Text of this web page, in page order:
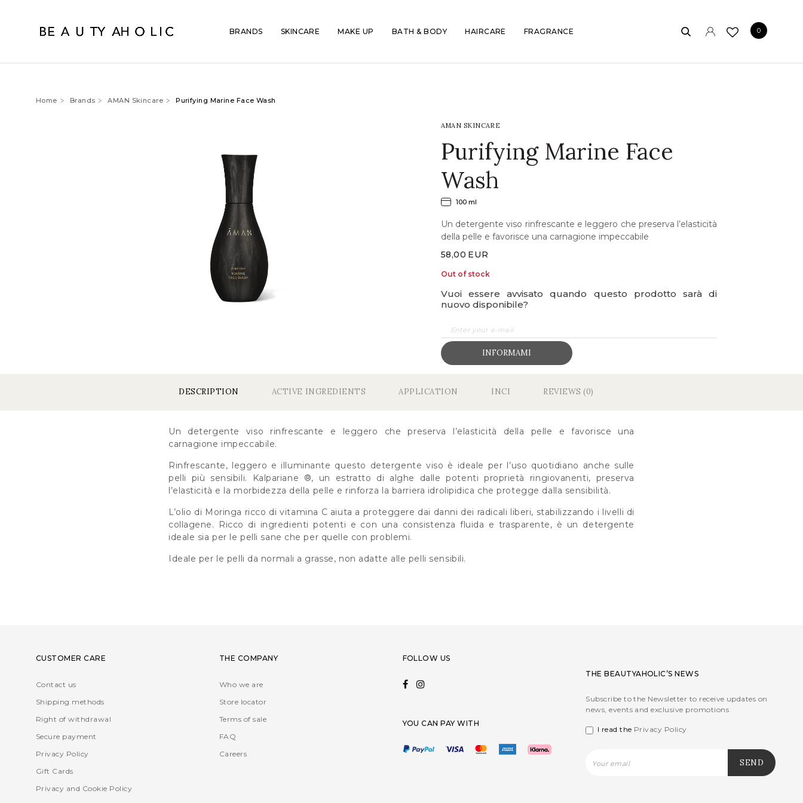
0
BRANDS SKINCARE MAKE UP BATH & BODY HAIRCARE FRAGRANCE
Home Brands AMAN Skincare Purifying Marine Face Wash
AMAN SKINCARE
Purifying Marine Face
Wash
100 ml
Un detergente viso rinfrescante e leggero che preserva l’elasticità
della pelle e favorisce una carnagione impeccabile
58,00 EUR
Out of stock
Vuoi essere avvisato quando questo prodotto sarà di
nuovo disponibile?
INFORMAMI
DESCRIPTION ACTIVE INGREDIENTS APPLICATION INCI REVIEWS (0)
Un detergente viso rinfrescante e leggero che preserva l’elasticità della pelle e favorisce una
carnagione impeccabile.
Rinfrescante, leggero e illuminante questo detergente viso è ideale per l’uso quotidiano anche sulle
pelli più sensibili. Kalpariane ®, un estratto di alghe dalle potenti proprietà ringiovanenti, preserva
l’elasticità e la morbidezza della pelle e rinforza la barriera idrolipidica che protegge dalla sensibilità.
L’olio di Moringa ricco di vitamina C aiuta a proteggere dai danni dei radicali liberi, stabilizzando i livelli di
collagene. Ricco di ingredienti potenti e con una consistenza fluida e trasparente, è un detergente
ideale sia per le pelli sane che per quelle con problemi.
Ideale per le pelli da normali a grasse, non adatte alle pelli sensibili.
CUSTOMER CARE
Contact us
Shipping methods
Right of withdrawal
Secure payment
Privacy Policy
Gift Cards
Privacy and Cookie Policy
THE COMPANY
Who we are
Store locator
Terms of sale
FAQ
Careers
FOLLOW US
YOU CAN PAY WITH
THE BEAUTYAHOLIC’S NEWS
Subscribe to the Newsletter to receive updates on
news, events and exclusive promotions
I read the Privacy Policy